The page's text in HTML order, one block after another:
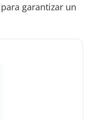
garantizar un